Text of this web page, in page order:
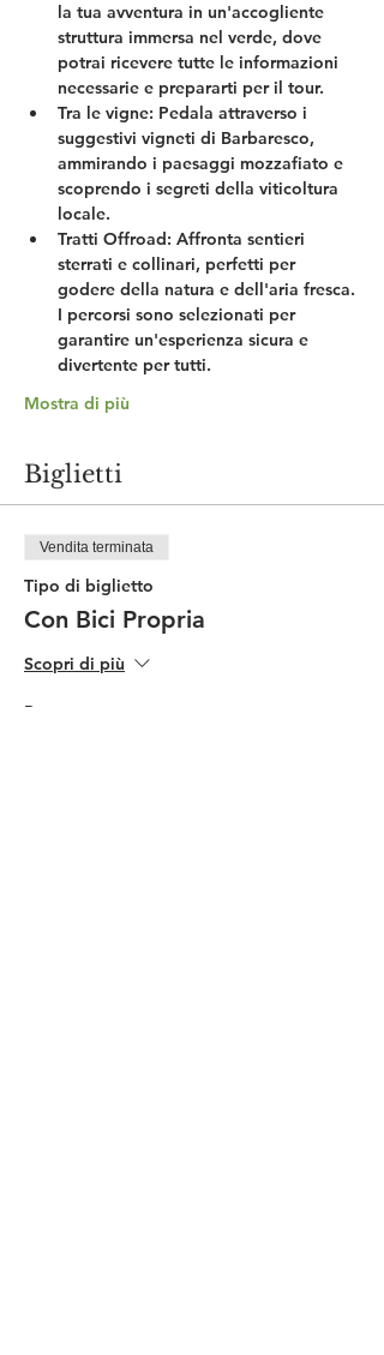
la tua avventura in un'accogliente
struttura immersa nel verde, dove
potrai ricevere tutte le informazioni
necessarie e prepararti per il tour.
Tra le vigne: Pedala attraverso i
suggestivi vigneti di Barbaresco,
ammirando i paesaggi mozzafiato e
scoprendo i segreti della viticoltura
locale.
Tratti Offroad: Affronta sentieri
sterrati e collinari, perfetti per
godere della natura e dell'aria fresca.
I percorsi sono selezionati per
garantire un'esperienza sicura e
divertente per tutti.
Mostra di più
Biglietti
Vendita terminata
Tipo di biglietto
Con Bici Propria
Scopri di più
Prezzo